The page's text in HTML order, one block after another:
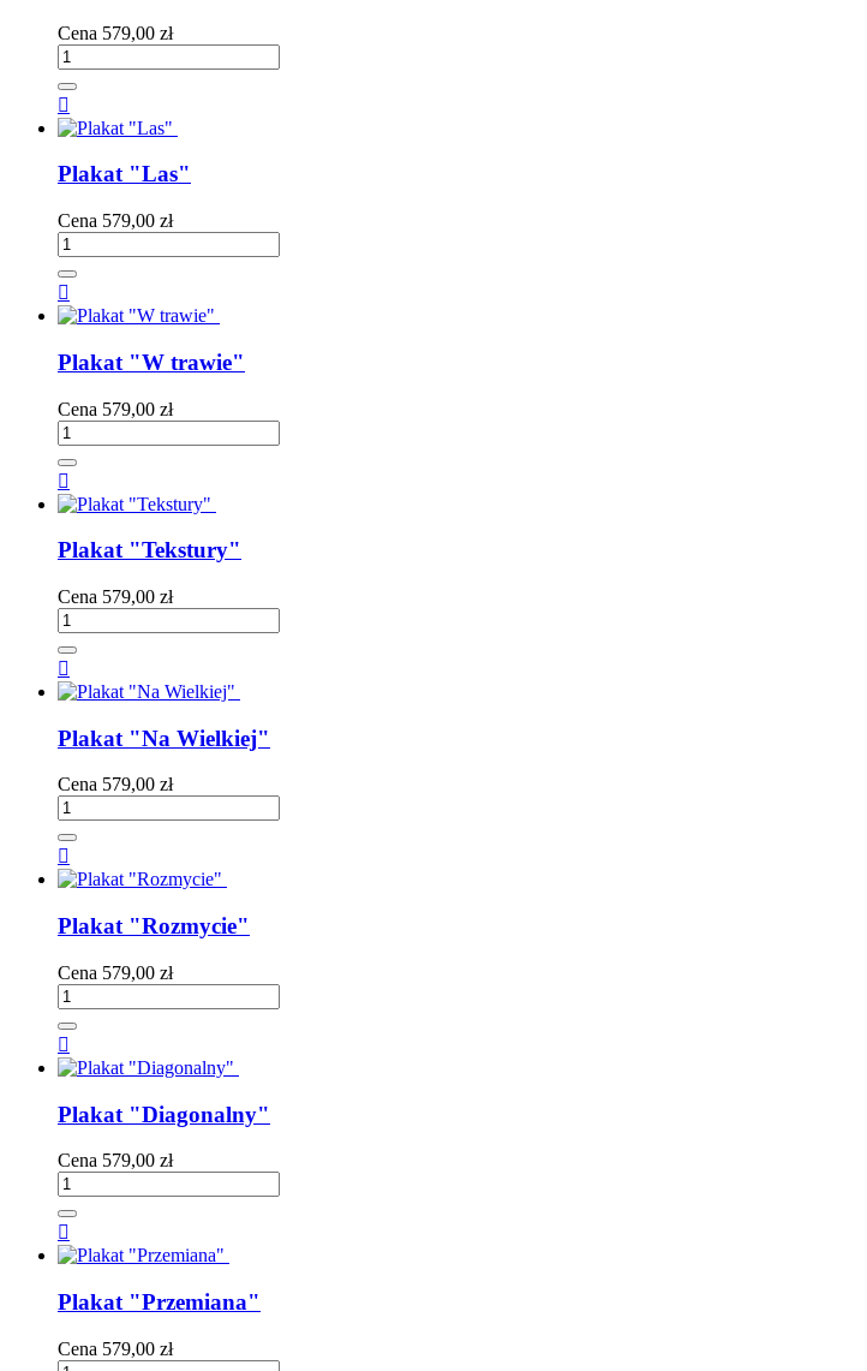
Cena 579,00 zł

Plakat "Las"
Cena 579,00 zł

Plakat "W trawie"
Cena 579,00 zł

Plakat "Tekstury"
Cena 579,00 zł

Plakat "Na Wielkiej"
Cena 579,00 zł

Plakat "Rozmycie"
Cena 579,00 zł

Plakat "Diagonalny"
Cena 579,00 zł

Plakat "Przemiana"
Cena 579,00 zł